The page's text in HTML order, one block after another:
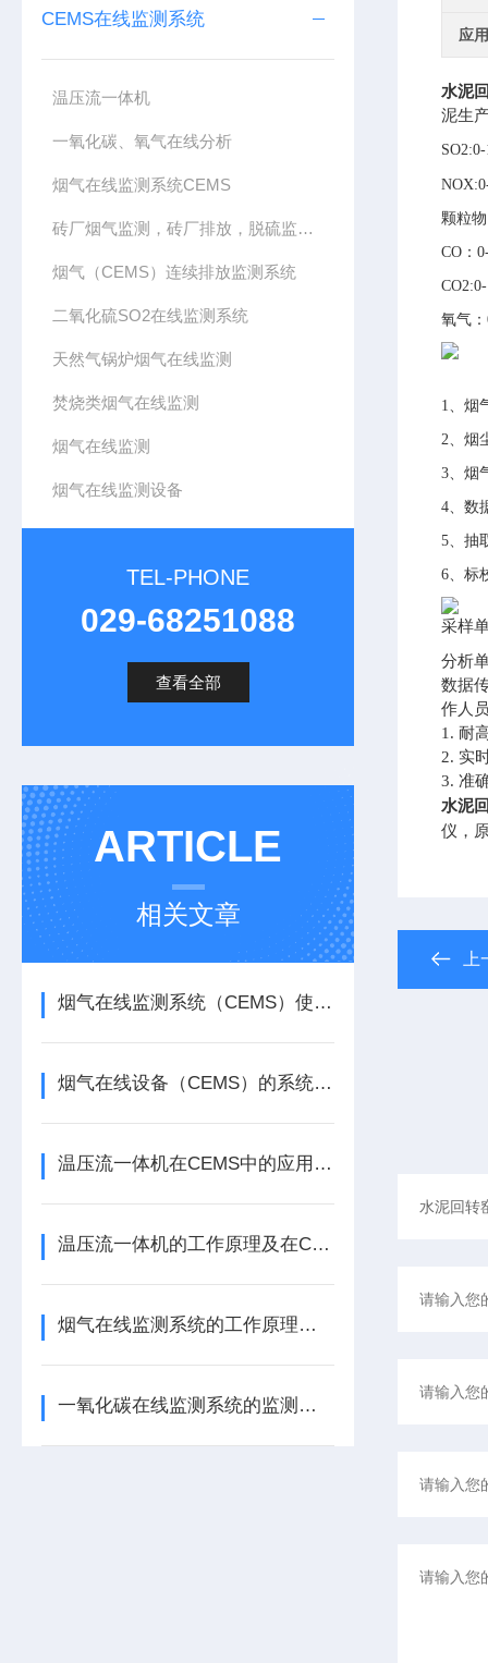
CEMS在线监测系统
温压流一体机
一氧化碳、氧气在线分析
烟气在线监测系统CEMS
砖厂烟气监测，砖厂排放，脱硫监测，CEMS系统
烟气（CEMS）连续排放监测系统
二氧化硫SO2在线监测系统
天然气锅炉烟气在线监测
焚烧类烟气在线监测
烟气在线监测
烟气在线监测设备
TEL-PHONE
029-68251088
查看全部
ARTICLE
相关文章
烟气在线监测系统（CEMS）使用注意事项及常见问题处理
烟气在线设备（CEMS）的系统组成与应用领域
温压流一体机在CEMS中的应用原理与方法
温压流一体机的工作原理及在CEMS中的应用
烟气在线监测系统的工作原理及其应用领域详解
一氧化碳在线监测系统的监测原理（在精度、抗干扰能力、量程）有哪些差异？
应
水泥
泥生
颗粒
CO：
氧气
1、烟
2、烟
3、烟
4、数
5、抽
6、标
采样
分析
数据
作人
1. 耐
2. 实
3. 准
水泥
仪，